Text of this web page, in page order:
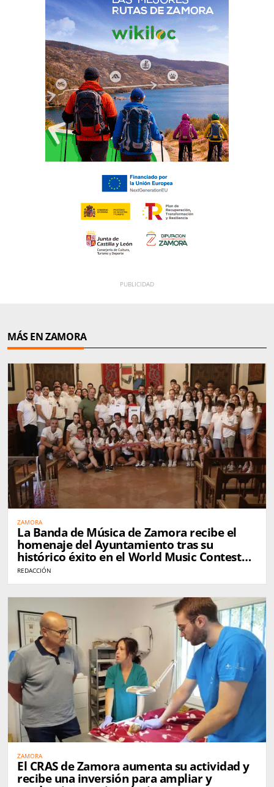
MÁS EN ZAMORA
ZAMORA
La Banda de Música de Zamora recibe el
homenaje del Ayuntamiento tras su
histórico éxito en el World Music Contest
de Kerkrade
REDACCIÓN
ZAMORA
El CRAS de Zamora aumenta su actividad y
recibe una inversión para ampliar y